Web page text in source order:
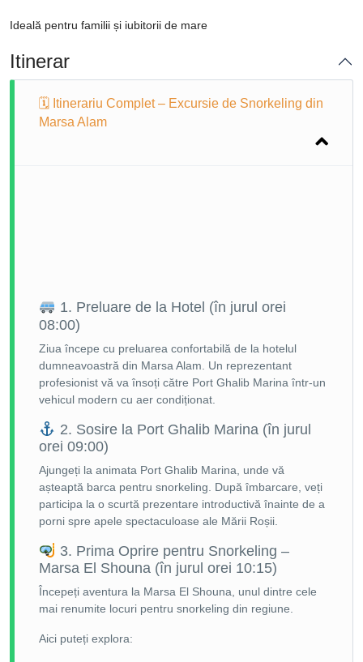
Ideală pentru familii și iubitorii de mare
Itinerar
🗓 Itinerariu Complet – Excursie de Snorkeling din
Marsa Alam
1. Preluare de la Hotel (în jurul orei
08:00)
Ziua începe cu preluarea confortabilă de la hotelul
dumneavoastră din Marsa Alam. Un reprezentant
profesionist vă va însoți către Port Ghalib Marina într-un
vehicul modern cu aer condiționat.
2. Sosire la Port Ghalib Marina (în jurul
orei 09:00)
Ajungeți la animata Port Ghalib Marina, unde vă
așteaptă barca pentru snorkeling. După îmbarcare, veți
participa la o scurtă prezentare introductivă înainte de a
porni spre apele spectaculoase ale Mării Roșii.
3. Prima Oprire pentru Snorkeling –
Marsa El Shouna (în jurul orei 10:15)
Începeți aventura la Marsa El Shouna, unul dintre cele
mai renumite locuri pentru snorkeling din regiune.
Aici puteți explora: